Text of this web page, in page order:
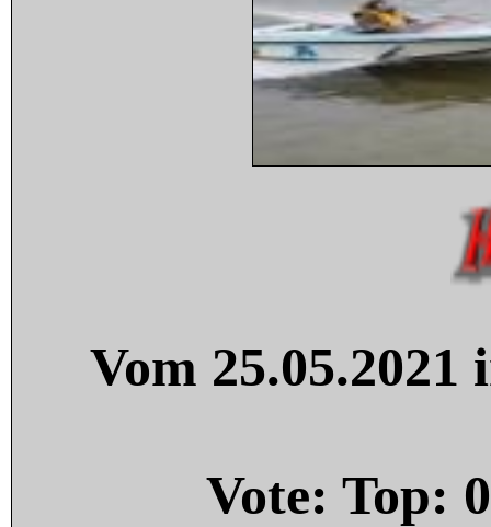
Vom
Vote: Top: 0